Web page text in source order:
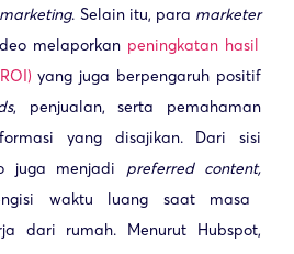
. Selain itu, para marketer
melaporkan peningkatan hasil
yang juga berpengaruh positif
, penjualan, serta pemahaman
yang disajikan. Dari sisi
juga menjadi preferred content,
waktu luang saat masa
dari rumah. Menurut Hubspot,